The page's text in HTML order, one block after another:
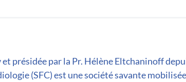
présidée par la Pr. Hélène Eltchaninoff
(SFC) est une société savante